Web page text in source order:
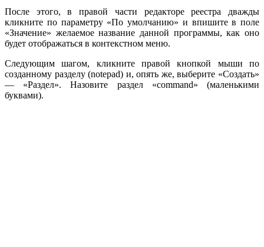
После этого, в правой части редакторе реестра дважды
кликните по параметру «По умолчанию» и впишите в поле
«Значение» желаемое название данной программы, как оно
будет отображаться в контекстном меню.
Следующим шагом, кликните правой кнопкой мыши по
созданному разделу (notepad) и, опять же, выберите «Создать»
— «Раздел». Назовите раздел «command» (маленькими
буквами).